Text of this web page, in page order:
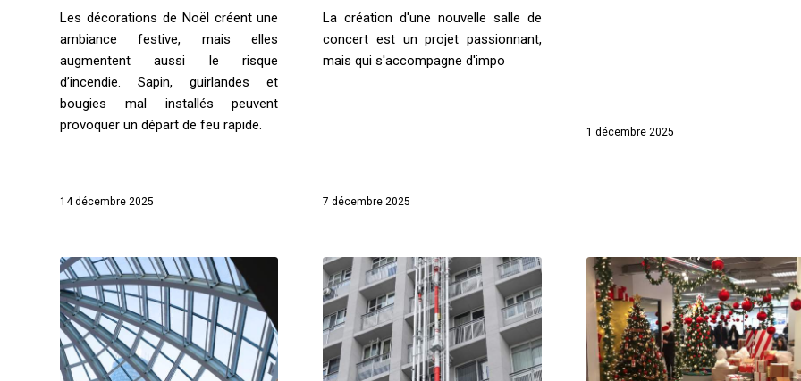
Les décorations de Noël créent une
ambiance festive, mais elles
augmentent aussi le risque
d’incendie. Sapin, guirlandes et
bougies mal installés peuvent
provoquer un départ de feu rapide.
14 décembre 2025
La création d'une nouvelle salle de
concert est un projet passionnant,
mais qui s'accompagne d'impo
7 décembre 2025
1 décembre 2025